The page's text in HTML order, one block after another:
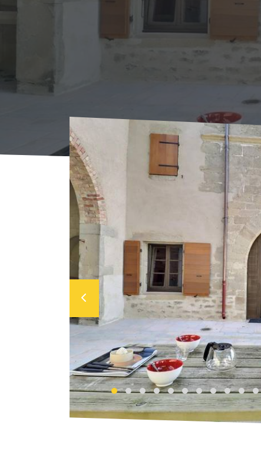
Voorpagina Waar overnachten? Locations